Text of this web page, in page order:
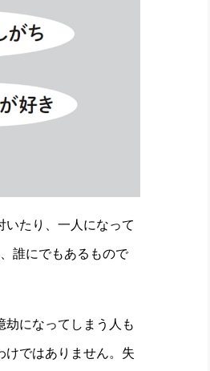
いたり、一人になって
誰にでもあるもので
劫になってしまう人も
けではありません。失